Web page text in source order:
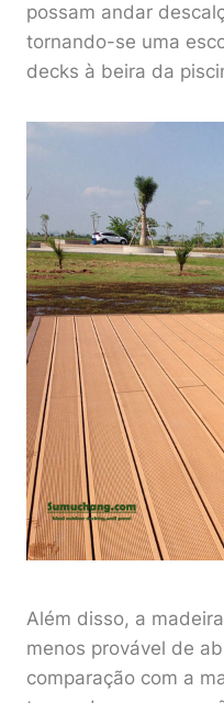
possam andar
tornando-se uma
decks à beira da
Além disso, a
menos provável de
comparação com a